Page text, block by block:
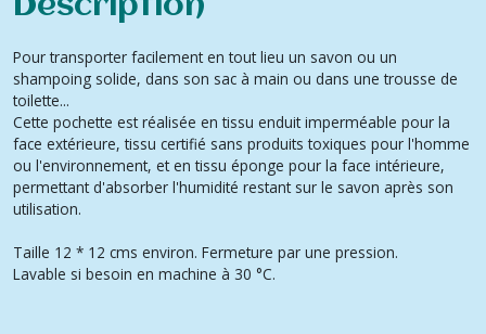
Description
Pour transporter facilement en tout lieu un savon ou un
shampoing solide, dans son sac à main ou dans une trousse de
toilette...
Cette pochette est réalisée en tissu enduit imperméable pour la
face extérieure, tissu certifié sans produits toxiques pour l'homme
ou l'environnement, et en tissu éponge pour la face intérieure,
permettant d'absorber l'humidité restant sur le savon après son
utilisation.
Taille 12 * 12 cms environ. Fermeture par une pression.
Lavable si besoin en machine à 30 °C.